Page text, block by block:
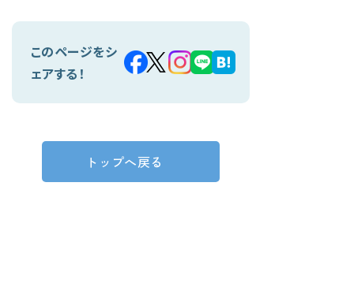
このページをシ
ェアする！
トップへ戻る